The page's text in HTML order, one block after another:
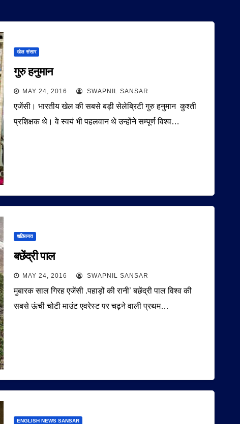
खेल संसार
गुरु हनुमान
MAY 24, 2016 SWAPNIL SANSAR
एजेंसी। भारतीय खेल की सबसे बड़ी सेलेब्रिटी गुरु हनुमान कुश्ती
प्रशिक्षक थे। वे स्वयं भी पहलवान थे उन्‍होंने सम्‍पूर्ण विश्‍व…
शख़्सियत
बछेंद्री पाल
MAY 24, 2016 SWAPNIL SANSAR
मुबारक साल गिरह एजेंसी .पहाड़ों की रानी’ बछेंद्री पाल विश्व की
सबसे ऊंची चोटी माउंट एवरेस्ट पर चढ़ने वाली प्रथम…
ENGLISH NEWS SANSAR